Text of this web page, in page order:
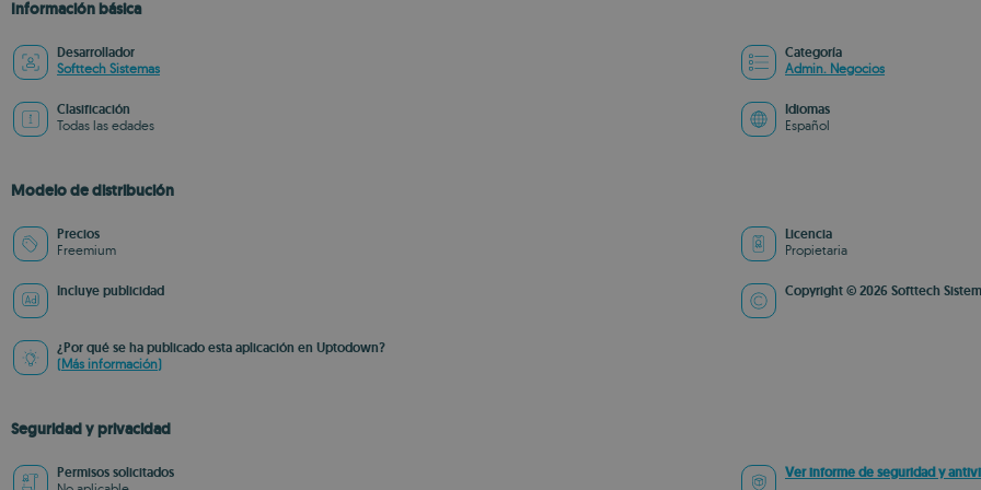
Información básica
Desarrollador
Softtech Sistemas
Categoría
Admin. Negocios
Clasificación
Todas las edades
Idiomas
Español
Modelo de distribución
Precios
Freemium
Licencia
Propietaria
Incluye publicidad Copyright © 2026 Softtech
¿Por qué se ha publicado esta aplicación en Uptodown?
(Más información)
Seguridad y privacidad
Permisos solicitados Ver informe de seguridad y